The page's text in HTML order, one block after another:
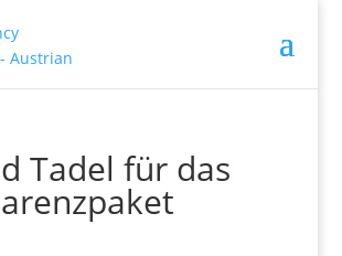
Tadel für das